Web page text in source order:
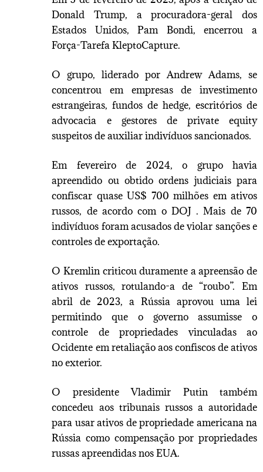
Donald Trump, a procuradora-geral dos
Estados Unidos, Pam Bondi, encerrou a
Força-Tarefa KleptoCapture.
O grupo, liderado por Andrew Adams, se
concentrou em empresas de investimento
estrangeiras, fundos de hedge, escritórios de
advocacia e gestores de private equity
suspeitos de auxiliar indivíduos sancionados.
Em fevereiro de 2024, o grupo havia
apreendido ou obtido ordens judiciais para
confiscar quase US$ 700 milhões em ativos
russos, de acordo com o DOJ . Mais de 70
indivíduos foram acusados ​​de violar sanções e
controles de exportação.
O Kremlin criticou duramente a apreensão de
ativos russos, rotulando-a de “roubo”. Em
abril de 2023, a Rússia aprovou uma lei
permitindo que o governo assumisse o
controle de propriedades vinculadas ao
Ocidente em retaliação aos confiscos de ativos
no exterior.
O presidente Vladimir Putin também
concedeu aos tribunais russos a autoridade
para usar ativos de propriedade americana na
Rússia como compensação por propriedades
russas apreendidas nos EUA.